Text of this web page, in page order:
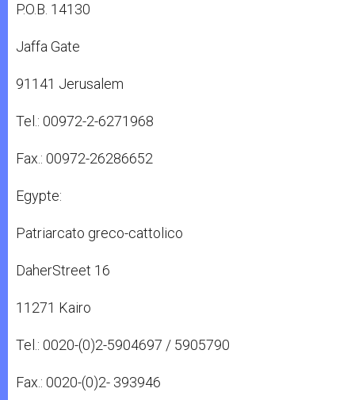
P.O.B. 14130
Jaffa Gate
91141 Jerusalem
Tel.: 00972-2-6271968
Fax.: 00972-26286652
Egypte:
Patriarcato greco-cattolico
DaherStreet 16
11271 Kairo
Tel.: 0020-(0)2-5904697 / 5905790
Fax.: 0020-(0)2- 393946